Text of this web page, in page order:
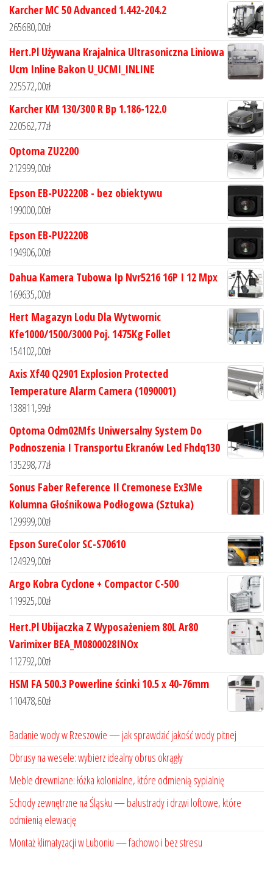
Karcher MC 50 Advanced 1.442-204.2
265680,00zł
Hert.Pl Używana Krajalnica Ultrasoniczna Liniowa
Ucm Inline Bakon U_UCMI_INLINE
225572,00zł
Karcher KM 130/300 R Bp 1.186-122.0
220562,77zł
Optoma ZU2200
212999,00zł
Epson EB-PU2220B - bez obiektywu
199000,00zł
Epson EB-PU2220B
194906,00zł
Dahua Kamera Tubowa Ip Nvr5216 16P I 12 Mpx
169635,00zł
Hert Magazyn Lodu Dla Wytwornic
Kfe1000/1500/3000 Poj. 1475Kg Follet
154102,00zł
Axis Xf40 Q2901 Explosion Protected
Temperature Alarm Camera (1090001)
138811,99zł
Optoma Odm02Mfs Uniwersalny System Do
Podnoszenia I Transportu Ekranów Led Fhdq130
135298,77zł
Sonus Faber Reference Il Cremonese Ex3Me
Kolumna Głośnikowa Podłogowa (Sztuka)
129999,00zł
Epson SureColor SC-S70610
124929,00zł
Argo Kobra Cyclone + Compactor C-500
119925,00zł
Hert.Pl Ubijaczka Z Wyposażeniem 80L Ar80
Varimixer BEA_M0800028INOx
112792,00zł
HSM FA 500.3 Powerline ścinki 10.5 x 40-76mm
110478,60zł
Badanie wody w Rzeszowie — jak sprawdzić jakość wody pitnej
Obrusy na wesele: wybierz idealny obrus okrągły
Meble drewniane: łóżka kolonialne, które odmienią sypialnię
Schody zewnętrzne na Śląsku — balustrady i drzwi loftowe, które
odmienią elewację
Montaż klimatyzacji w Luboniu — fachowo i bez stresu